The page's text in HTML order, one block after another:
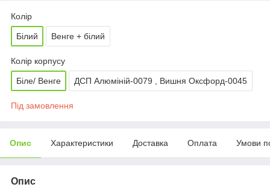
Колір
Білий Венге + білий
Колір корпусу
Біле/ Венге ДСП Алюміній-0079 , Вишня Оксфорд-0045
Під замовлення
Опис Характеристики Доставка Оплата Умови
Опис